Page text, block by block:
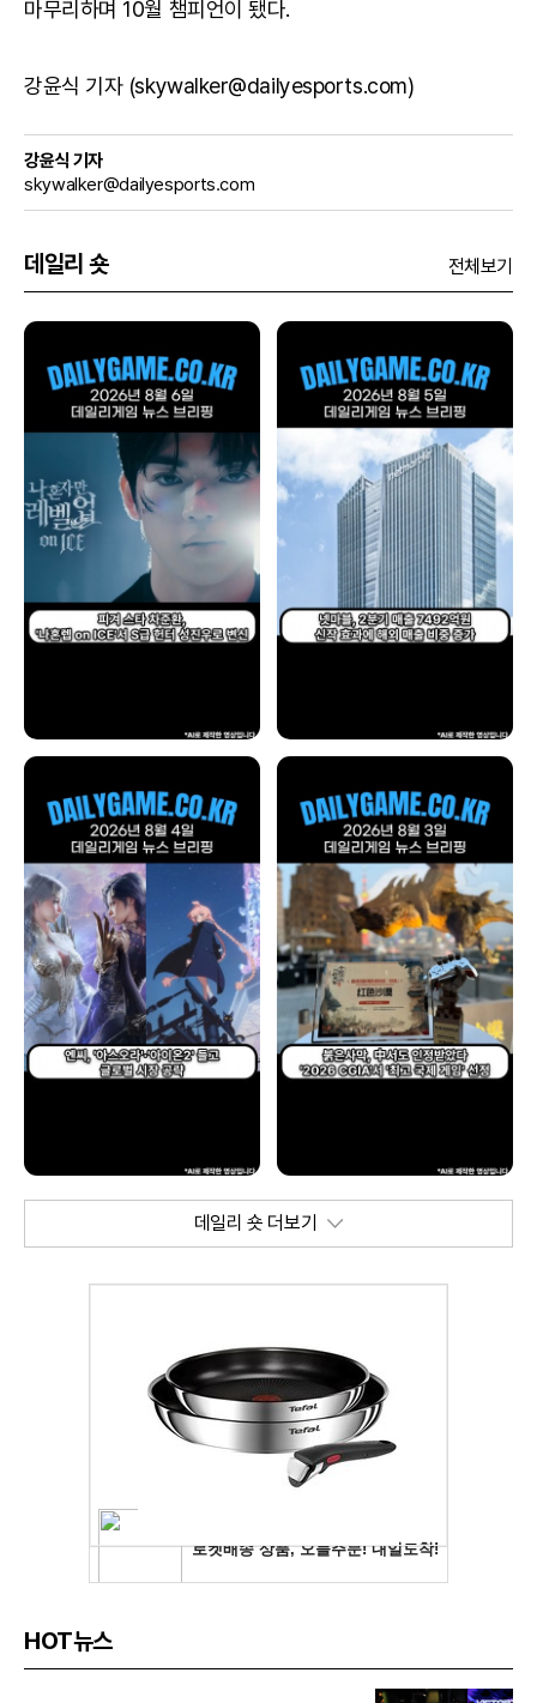
마무리하며 10월 챔피언이 됐다.
강윤식 기자 (skywalker@dailyesports.com)
강윤식 기자
skywalker@dailyesports.com
데일리 숏 전체보기
데일리 숏 더보기
HOT뉴스